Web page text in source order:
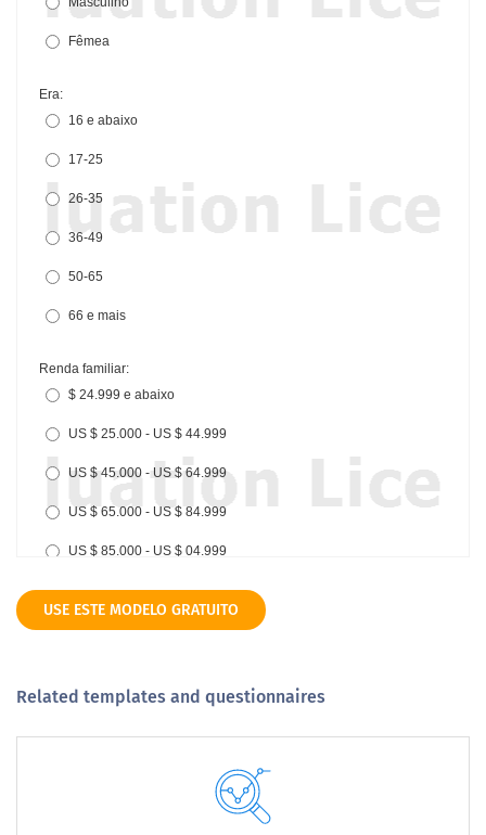
USE ESTE MODELO GRATUITO
Related templates and questionnaires